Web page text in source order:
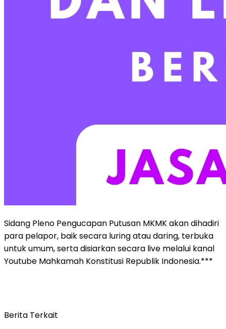
Sidang Pleno Pengucapan Putusan MKMK akan dihadiri
para pelapor, baik secara luring atau daring, terbuka
untuk umum, serta disiarkan secara live melalui kanal
Youtube Mahkamah Konstitusi Republik Indonesia.***
Berita Terkait